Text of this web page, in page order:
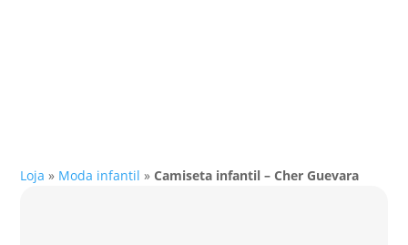
Loja » Moda infantil »Camiseta infantil – Cher Guevara